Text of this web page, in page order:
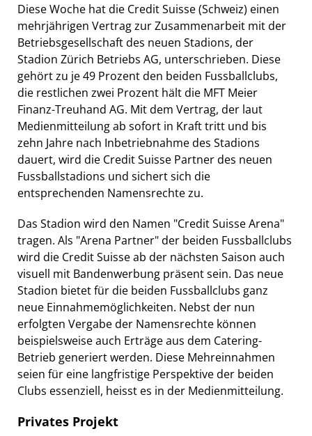
Diese Woche hat die Credit Suisse (Schweiz) einen
mehrjährigen Vertrag zur Zusammenarbeit mit der
Betriebsgesellschaft des neuen Stadions, der
Stadion Zürich Betriebs AG, unterschrieben. Diese
gehört zu je 49 Prozent den beiden Fussballclubs,
die restlichen zwei Prozent hält die MFT Meier
Finanz-Treuhand AG. Mit dem Vertrag, der laut
Medienmitteilung ab sofort in Kraft tritt und bis
zehn Jahre nach Inbetriebnahme des Stadions
dauert, wird die Credit Suisse Partner des neuen
Fussballstadions und sichert sich die
entsprechenden Namensrechte zu.
Das Stadion wird den Namen "Credit Suisse Arena"
tragen. Als "Arena Partner" der beiden Fussballclubs
wird die Credit Suisse ab der nächsten Saison auch
visuell mit Bandenwerbung präsent sein. Das neue
Stadion bietet für die beiden Fussballclubs ganz
neue Einnahmemöglichkeiten. Nebst der nun
erfolgten Vergabe der Namensrechte können
beispielsweise auch Erträge aus dem Catering-
Betrieb generiert werden. Diese Mehreinnahmen
seien für eine langfristige Perspektive der beiden
Clubs essenziell, heisst es in der Medienmitteilung.
Privates Projekt